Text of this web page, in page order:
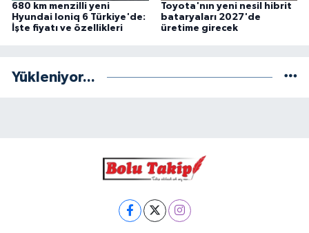
680 km menzilli yeni
Hyundai Ioniq 6 Türkiye'de:
İşte fiyatı ve özellikleri
Toyota'nın yeni nesil hibrit
bataryaları 2027'de
üretime girecek
Yükleniyor...